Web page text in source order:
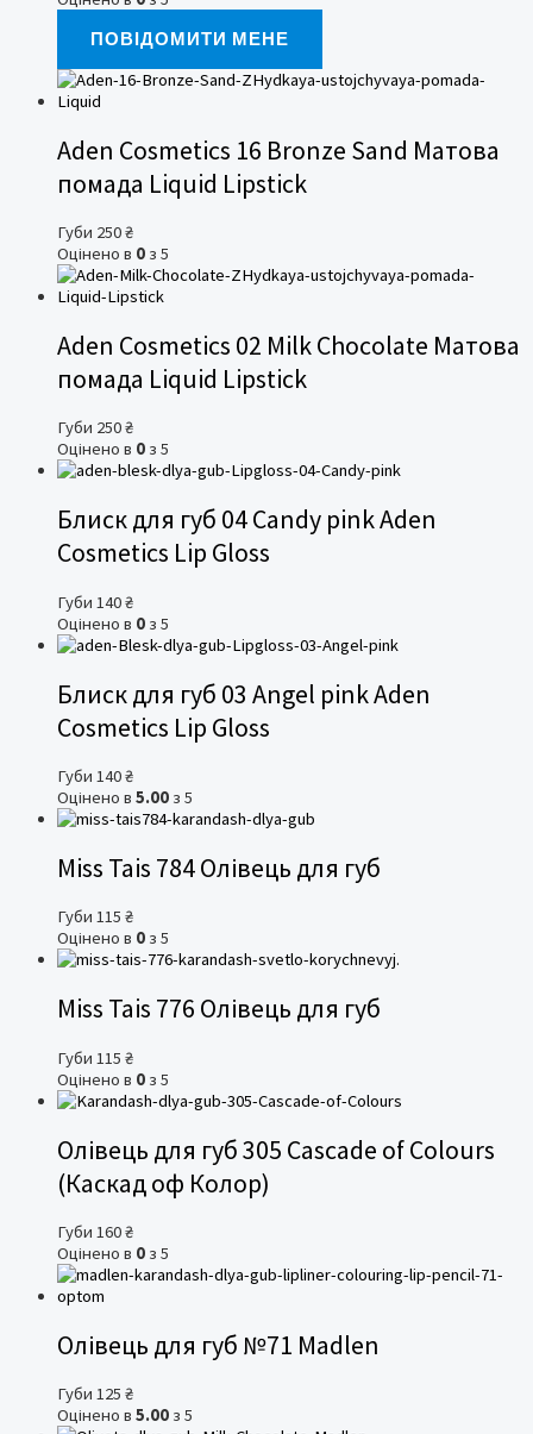
ПОВІДОМИТИ МЕНЕ
Aden Cosmetics 16 Bronze Sand Матова
помада Liquid Lipstick
Губи 250₴
Оцінено в 0 з 5
Aden Cosmetics 02 Milk Chocolate Матова
помада Liquid Lipstick
Губи 250₴
Оцінено в 0 з 5
Блиск для губ 04 Candy pink Aden
Cosmetics Lip Gloss
Губи 140₴
Оцінено в 0 з 5
Блиск для губ 03 Angel pink Aden
Cosmetics Lip Gloss
Губи 140₴
Оцінено в 5.00 з 5
Miss Tais 784 Олівець для губ
Губи 115 ₴
Оцінено в 0 з 5
Miss Tais 776 Олівець для губ
Губи 115 ₴
Оцінено в 0 з 5
Олівець для губ 305 Cascade of Colours
(Каскад оф Колор)
Губи 160₴
Оцінено в 0 з 5
Олівець для губ №71 Madlen
Губи 125 ₴
Оцінено в 5.00 з 5